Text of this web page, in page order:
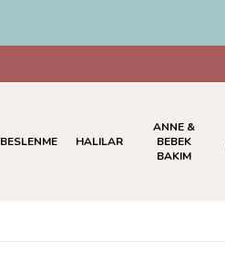
BESLENME HALILAR
ANNE &
BEBEK
BAKIM